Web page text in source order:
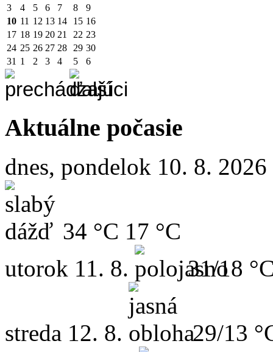
3
4 5 6 7 8
9
10 11 12 13 14 15 16
17 18 19 20 21 22 23
24 25 26 27 28 29 30
31 1 2 3 4 5 6
Aktuálne počasie
dnes, pondelok 10. 8. 2026
34 °C 17 °C
utorok 11. 8. 31/18
streda 12. 8. 29/13